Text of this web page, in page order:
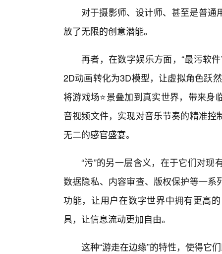
对于摄影师、设计师、甚至是普
放了无限的创意潜能。
再者，在数字娱乐方面，“最污软
2D动画转化为3D模型，让虚拟角色跃
将游戏场⭐景叠加到真实世界，带来
音视频文件，实现对音乐节奏的精准
无二的感官盛宴。
“污”的另一层含义，在于它们对
数据隐私、内容审查、版权保护等一
功能，让用户在数字世界中拥有更高
具，让信息流动更加自由。
这种“游走在边缘”的特性，使得它